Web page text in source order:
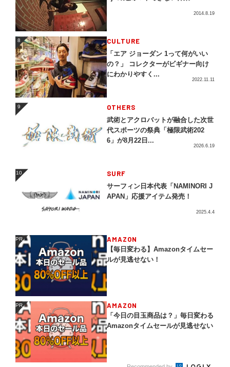
2014.8.19
8 CULTURE
「エア ジョーダン 1って何がいい
の？」 コレクターがビギナー向け
にわかりやすく...
2022.11.11
9 OTHERS
武術とアクロバットが融合した次世
代スポーツの祭典「極限武術202
6」が8月22日...
2026.6.19
10 SURF
サーフィン日本代表「NAMINORI J
APAN」応援アイテム発売！
2025.4.4
PR AMAZON
【毎日変わる】Amazonタイムセー
ルが見逃せない！
PR AMAZON
「今日の目玉商品は？」毎日変わる
Amazonタイムセールが見逃せない